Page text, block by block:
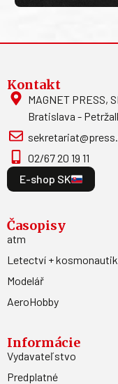
Kontakt
MAGNET PRESS,
Bratislava -
02/67 20 19 11
E-shop SK
Časopisy
atm
Letectví +
Modelář
AeroHobby
Informácie
Vydavateľstvo
Predplatné